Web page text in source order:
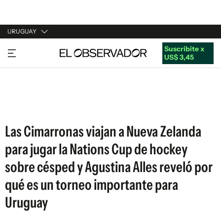
URUGUAY
URUGUAY
ARGENTINA
Suscribite x
US$ 3,45
Las Cimarronas viajan a Nueva Zelanda
para jugar la Nations Cup de hockey
sobre césped y Agustina Alles reveló por
qué es un torneo importante para
Uruguay